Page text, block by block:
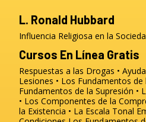
L. Ronald Hubbard
Influencia Religiosa en la
Cursos En Línea Gratis
Respuestas a las Drogas
Lesiones
Los Fundamentos de
Fundamentos de la Supresión
Los Componentes de la
la Existencia
La Escala Tonal